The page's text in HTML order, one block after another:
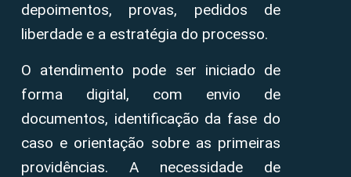
depoimentos, provas, pedidos de
liberdade e a estratégia do processo.
O atendimento pode ser iniciado de
forma digital, com envio de
documentos, identificação da fase do
caso e orientação sobre as primeiras
providências. A necessidade de